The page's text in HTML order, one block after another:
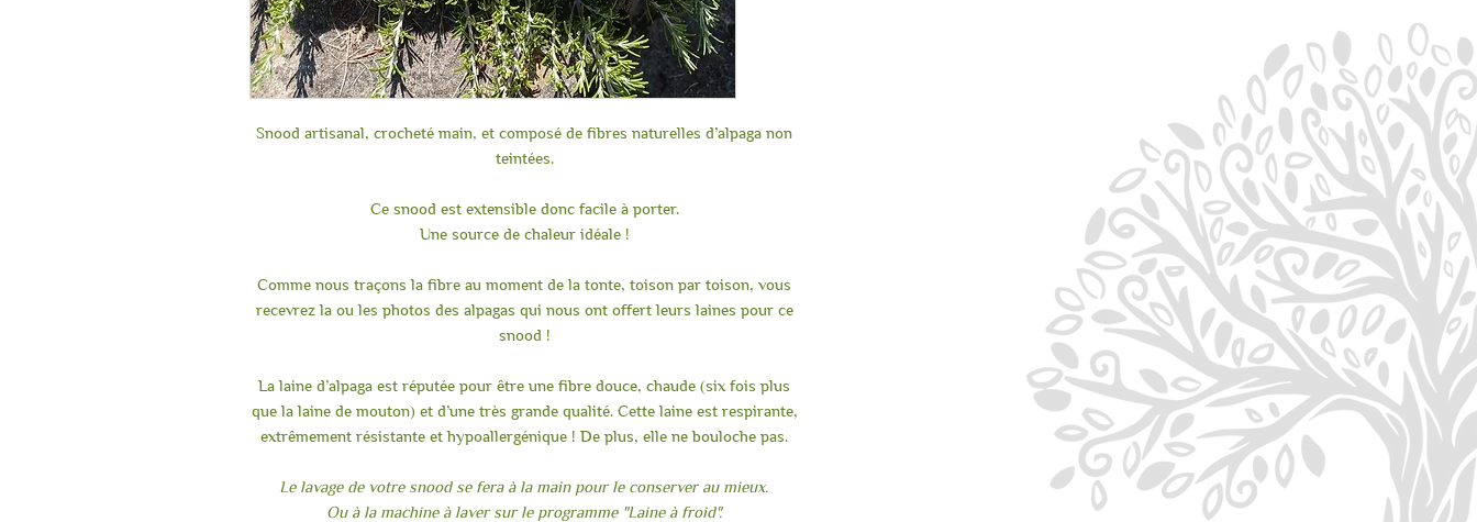
Snood artisanal, crocheté main, et composé de fibres naturelles d’alpaga non
teintées.
Ce snood est extensible donc facile à porter.
Une source de chaleur idéale !
Comme nous traçons la fibre au moment de la tonte, toison par toison, vous
recevrez la ou les photos des alpagas qui nous ont offert leurs laines pour ce
snood !
La laine d’alpaga est réputée pour être une fibre douce, chaude (six fois plus
que la laine de mouton) et d’une très grande qualité. Cette laine est respirante,
extrêmement résistante et hypoallergénique ! De plus, elle ne bouloche pas.
Le lavage de votre snood se fera à la main pour le conserver au mieux.
Ou à la machine à laver sur le programme "Laine à froid".